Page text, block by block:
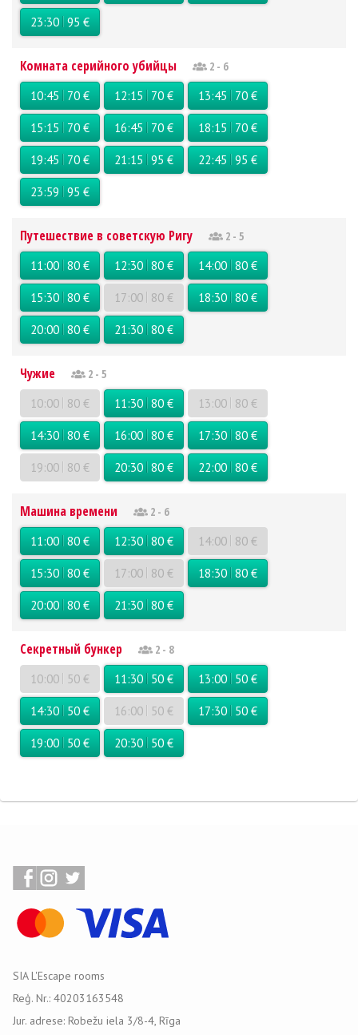
23:30 95 €
Комната серийного убийцы
2 - 6
10:45
70 € 12:15 70 € 13:45 70 €
15:15 70 € 16:45 70 € 18:15 70 €
19:45 70 € 21:15 95 € 22:45 95 €
23:59 95 €
Путешествие в советскую Ригу
2 - 5
11:00 80 € 12:30 80 € 14:00 80 €
15:30 80 € 17:00 80 € 18:30 80 €
20:00 80 € 21:30 80 €
Чужие
2 - 5
10:00 80 € 11:30 80 € 13:00 80 €
14:30 80 € 16:00 80 € 17:30 80 €
19:00 80 € 20:30 80 € 22:00 80 €
Машина времени
2 - 6
11:00 80 € 12:30 80 € 14:00 80 €
15:30 80 € 17:00 80 € 18:30 80 €
20:00 80 € 21:30 80 €
Секретный бункер
2 - 8
10:00 50 € 11:30 50 € 13:00 50 €
14:30 50 € 16:00 50 € 17:30 50 €
19:00 50 € 20:30 50 €
SIA L'Escape rooms
Reģ. Nr.: 40203163548
Jur. adrese: Robežu iela 3/8-4, Rīga